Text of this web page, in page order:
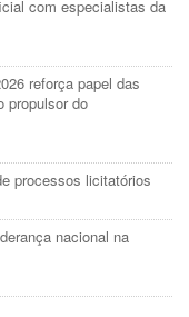
com especialistas da
reforça papel das
propulsor do
processos licitatórios
nacional na